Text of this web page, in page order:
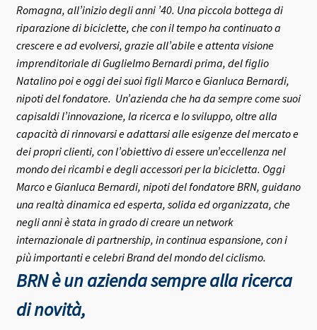
Romagna, all’inizio degli anni ’40. Una piccola bottega di
riparazione di biciclette, che con il tempo ha continuato a
crescere e ad evolversi, grazie all’abile e attenta visione
imprenditoriale di Guglielmo Bernardi prima, del figlio
Natalino poi e oggi dei suoi figli Marco e Gianluca Bernardi,
nipoti del fondatore. Un’azienda che ha da sempre come suoi
capisaldi l’innovazione, la ricerca e lo sviluppo, oltre alla
capacità di rinnovarsi e adattarsi alle esigenze del mercato e
dei propri clienti, con l’obiettivo di essere un’eccellenza nel
mondo dei ricambi e degli accessori per la bicicletta. Oggi
Marco e Gianluca Bernardi, nipoti del fondatore BRN, guidano
una realtà dinamica ed esperta, solida ed organizzata, che
negli anni è stata in grado di creare un network
internazionale di partnership, in continua espansione, con i
più importanti e celebri Brand del mondo del ciclismo.
BRN è un azienda sempre alla ricerca
di novità,